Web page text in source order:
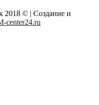
© | Создание и
center24.ru